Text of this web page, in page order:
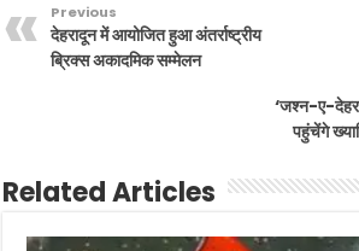
Previous
देहरादून में आयोजित हुआ अंतर्राष्ट्रीय
ब्रिक्स अकादमिक सम्मेलन
‘जश्न-ए-
पहुंचेंगे
Related Articles